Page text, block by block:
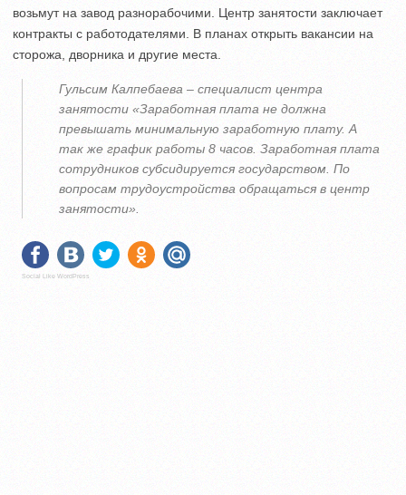
возьмут на завод разнорабочими. Центр занятости заключает
контракты с работодателями. В планах открыть вакансии на
сторожа, дворника и другие места.
Гульсим Калпебаева – специалист центра
занятости «Заработная плата не должна
превышать минимальную заработную плату. А
так же график работы 8 часов. Заработная плата
сотрудников субсидируется государством. По
вопросам трудоустройства обращаться в центр
занятости».
Social Like WordPress